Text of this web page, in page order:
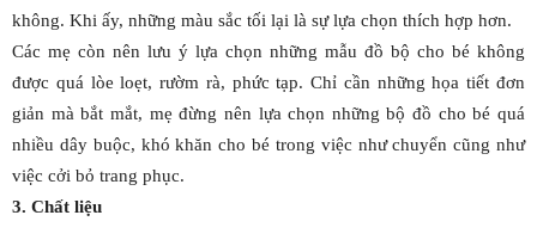
không. Khi ấy, những màu sắc tối lại là sự lựa chọn thích hợp hơn.
Các mẹ còn nên lưu ý lựa chọn những mẫu đồ bộ cho bé không
được quá lòe loẹt, rườm rà, phức tạp. Chỉ cần những họa tiết đơn
giản mà bắt mắt, mẹ đừng nên lựa chọn những bộ đồ cho bé quá
nhiều dây buộc, khó khăn cho bé trong việc như chuyển cũng như
việc cởi bỏ trang phục.
3. Chất liệu